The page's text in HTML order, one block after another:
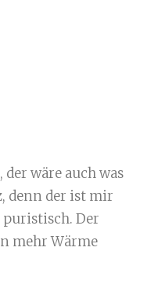
wäre auch was
denn der ist mir
puristisch. Der
mehr Wärme